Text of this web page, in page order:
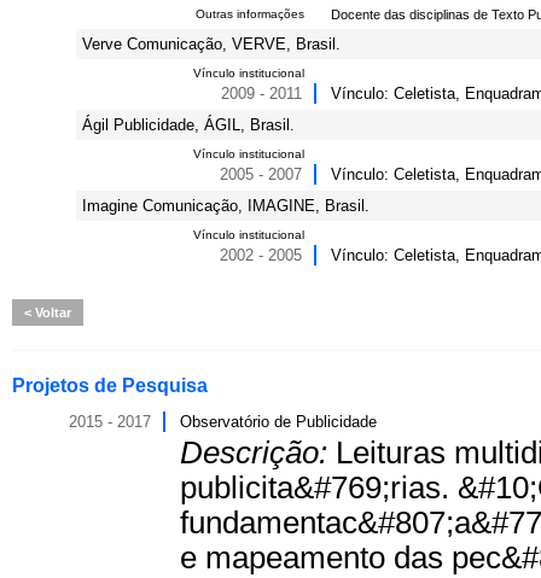
Outras informações Docente das disciplinas de Texto
Verve Comunicação, VERVE, Brasil.
Vínculo institucional
2009 - 2011
Vínculo: Celetista,
Ágil Publicidade, ÁGIL, Brasil.
Vínculo institucional
2005 - 2007
Vínculo: Celetista,
Imagine Comunicação, IMAGINE, Brasil.
Vínculo institucional
2002 - 2005 Vínculo: Celetista,
Voltar
Projetos de Pesquisa
2015 - 2017 Observatório de Publicidade
Descrição: Leituras
publicita&#769;rias.
e mapeamento das